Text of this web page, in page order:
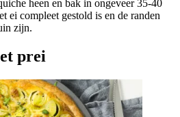
heen en bak in ongeveer 35-40
ei compleet gestold is en de randen
zijn.
prei